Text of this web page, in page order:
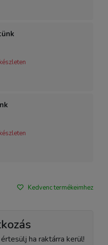
Kedvenc termékeimhez
ha raktárra kerül!